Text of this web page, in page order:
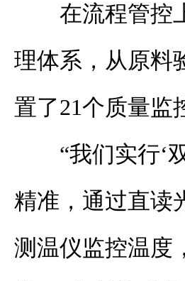
在流程管控
理体系，从原料
置了21个质量监
“我们实行‘
精准，通过直读
测温仪监控温度